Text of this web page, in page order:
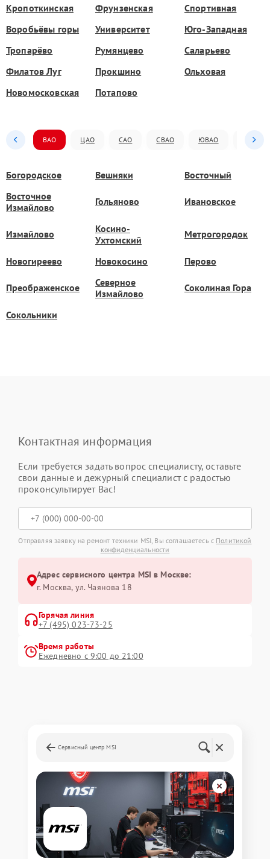
Кропоткинская Фрунзенская
Спортивная
Воробьёвы горы
Университет
Юго-Западная
Тропарёво
Румянцево
Саларьево
Филатов Луг
Прокшино
Ольховая
Новомосковская
Потапово
ВАО ЦАО САО СВАО ЮВАО ЮАО
Богородское Вешняки
Восточный
Восточное
Измайлово
Гольяново Ивановское
Измайлово
Косино-
Ухтомский
Метрогородок
Новогиреево Новокосино Перово
Преображенское
Северное
Измайлово
Соколиная Гора
Сокольники
Контактная информация
Если требуется задать вопрос специалисту, оставьте
свои данные и дежурный специалист с радостью
проконсультирует Вас!
Отправляя заявку на ремонт техники MSI, Вы соглашаетесь с Политикой
конфиденциальности
Адрес сервисного центра MSI в Москве:
г. Москва, ул. Чаянова 18
Горячая линия
+7 (495) 023-73-25
Время работы
Ежедневно с 9:00 до 21:00
Сервисный центр MSI